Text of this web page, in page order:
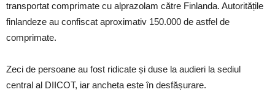
transportat comprimate cu alprazolam către Finlanda. Autoritățile
finlandeze au confiscat aproximativ 150.000 de astfel de
comprimate.
Zeci de persoane au fost ridicate și duse la audieri la sediul
central al DIICOT, iar ancheta este în desfășurare.